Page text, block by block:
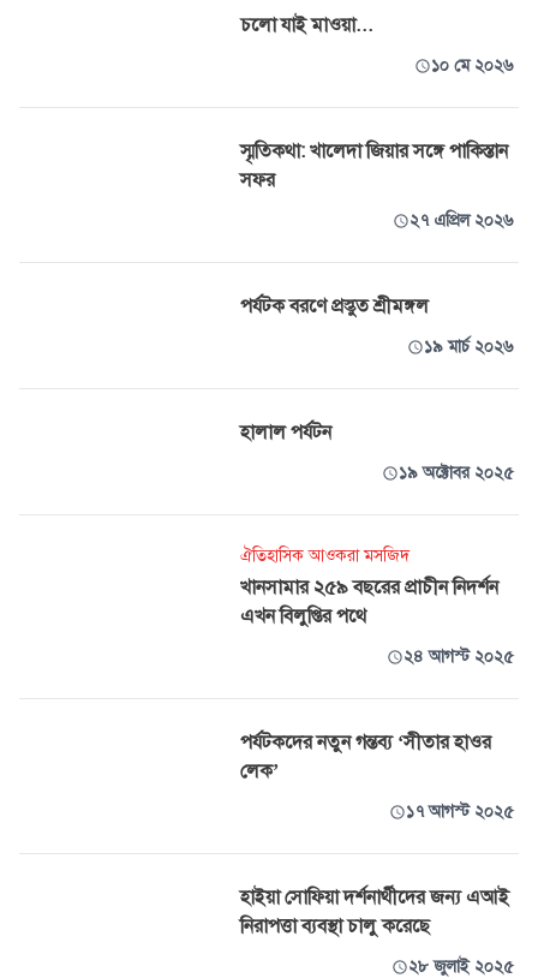
চলো যাই মাওয়া...
১০ মে ২০২৬
স্মৃতিকথা: খালেদা জিয়ার সঙ্গে পাকিস্তান
সফর
২৭ এপ্রিল ২০২৬
পর্যটক বরণে প্রস্তুত শ্রীমঙ্গল
১৯ মার্চ ২০২৬
হালাল পর্যটন
১৯ অক্টোবর ২০২৫
ঐতিহাসিক আওকরা মসজিদ
খানসামার ২৫৯ বছরের প্রাচীন নিদর্শন
এখন বিলুপ্তির পথে
২৪ আগস্ট ২০২৫
পর্যটকদের নতুন গন্তব্য ‘সীতার হাওর
লেক’
১৭ আগস্ট ২০২৫
হাইয়া সোফিয়া দর্শনার্থীদের জন্য এআই
নিরাপত্তা ব্যবস্থা চালু করেছে
২৮ জুলাই ২০২৫